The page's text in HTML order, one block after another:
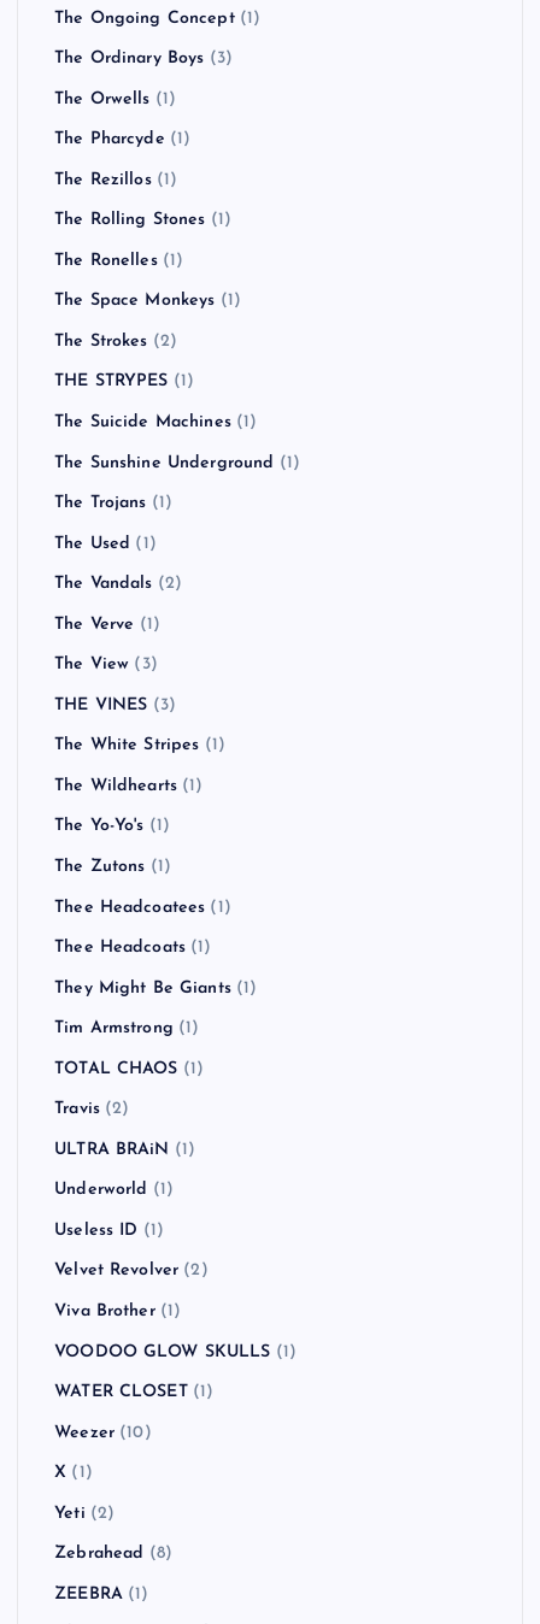
The Ongoing Concept(1)
The Ordinary Boys (3)
The Orwells (1)
The Pharcyde (1)
The Rezillos(1)
The Rolling Stones (1)
The Ronelles(1)
The Space Monkeys (1)
The Strokes (2)
THE STRYPES (1)
The Suicide Machines(1)
The Sunshine Underground (1)
The Trojans (1)
The Used (1)
The Vandals (2)
The Verve (1)
The View (3)
THE VINES (3)
The White Stripes (1)
The Wildhearts (1)
The Yo-Yo's (1)
The Zutons (1)
Thee Headcoatees (1)
Thee Headcoats (1)
They Might Be Giants(1)
Tim Armstrong (1)
TOTAL CHAOS (1)
Travis(2)
ULTRA BRAiN (1)
Underworld (1)
Useless ID (1)
Velvet Revolver (2)
Viva Brother(1)
VOODOO GLOW SKULLS (1)
WATER CLOSET(1)
Weezer(10)
X (1)
Yeti (2)
Zebrahead (8)
ZEEBRA(1)